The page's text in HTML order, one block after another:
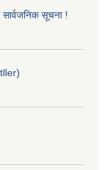
सार्वजनिक सूचना !